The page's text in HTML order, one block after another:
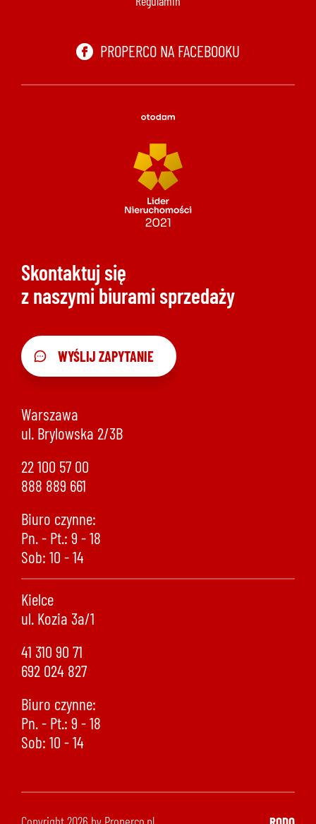
PROPERCO NA FACEBOOKU
Skontaktuj się
z naszymi biurami sprzedaży
WYŚLIJ ZAPYTANIE
Warszawa
ul. Brylowska 2/3B
22 100 57 00
888 889 661
Biuro czynne:
Pn. - Pt.: 9 - 18
Sob: 10 - 14
Kielce
ul. Kozia 3a/1
41 310 90 71
692 024 827
Biuro czynne:
Pn. - Pt.: 9 - 18
Sob: 10 - 14